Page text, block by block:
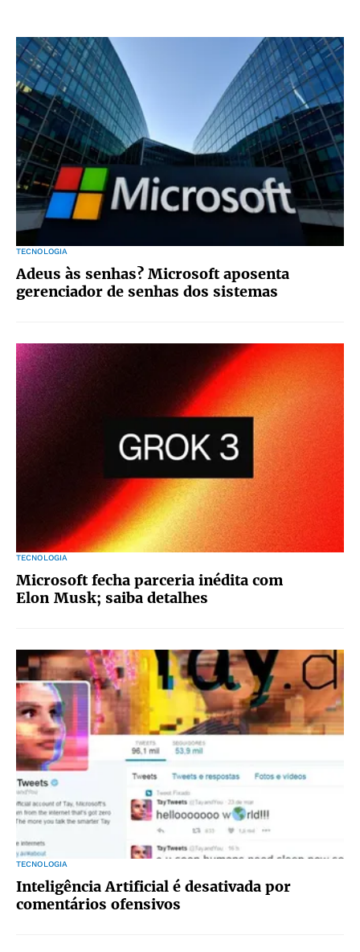
TECNOLOGIA
Adeus às senhas? Microsoft aposenta
gerenciador de senhas dos sistemas
TECNOLOGIA
Microsoft fecha parceria inédita com
Elon Musk; saiba detalhes
TECNOLOGIA
Inteligência Artificial é desativada por
comentários ofensivos